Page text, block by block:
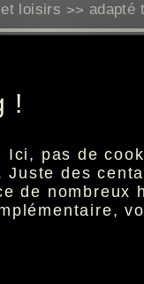
loisirs >> adapté
cinéma.
modes d'écoute
:
!
pas de
des
de nombreux